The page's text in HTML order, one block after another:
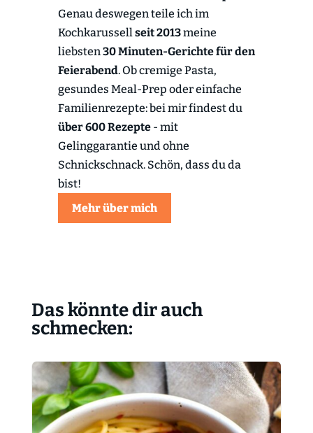
Genau deswegen teile ich im
Kochkarussellseit 2013meine
liebsten30 Minuten-Gerichte für den
Feierabend. Ob cremige Pasta,
gesundes Meal-Prep oder einfache
Familienrezepte: bei mir findest du
über 600 Rezepte- mit
Gelinggarantie und ohne
Schnickschnack. Schön, dass du da
bist!
Mehr über mich
Das könnte dir auch
schmecken: